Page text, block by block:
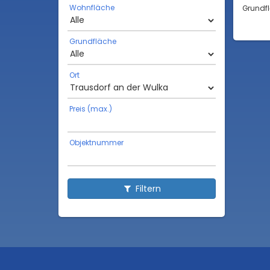
Wohnfläche
Grundfläche
Ort
Preis (max.)
Objektnummer
Filtern